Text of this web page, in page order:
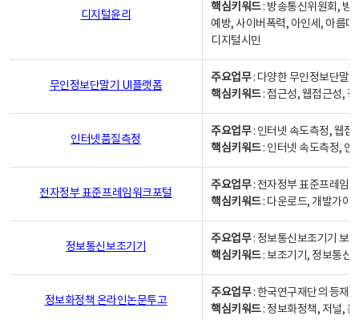
디지털윤리
핵심키워드: 방송통신위원회, 방
예방, 사이버폭력, 아인세, 아름
디지털시민
무인정보단말기 UI플랫폼
주요업무: 다양한 무인정보단말
핵심키워드: 접근성, 웹접근성,
인터넷품질측정
주요업무: 인터넷 속도측정, 웹접
핵심키워드: 인터넷 속도측정, 인
전자정부 표준프레임워크포털
주요업무: 전자정부 표준프레임
핵심키워드: 다운로드, 개발가이
정보통신보조기기
주요업무: 정보통신보조기기 보
핵심키워드: 보조기기, 정보통신
정보화정책 온라인논문투고
주요업무: 한국연구재단의 등재
핵심키워드: 정보화정책, 저널,